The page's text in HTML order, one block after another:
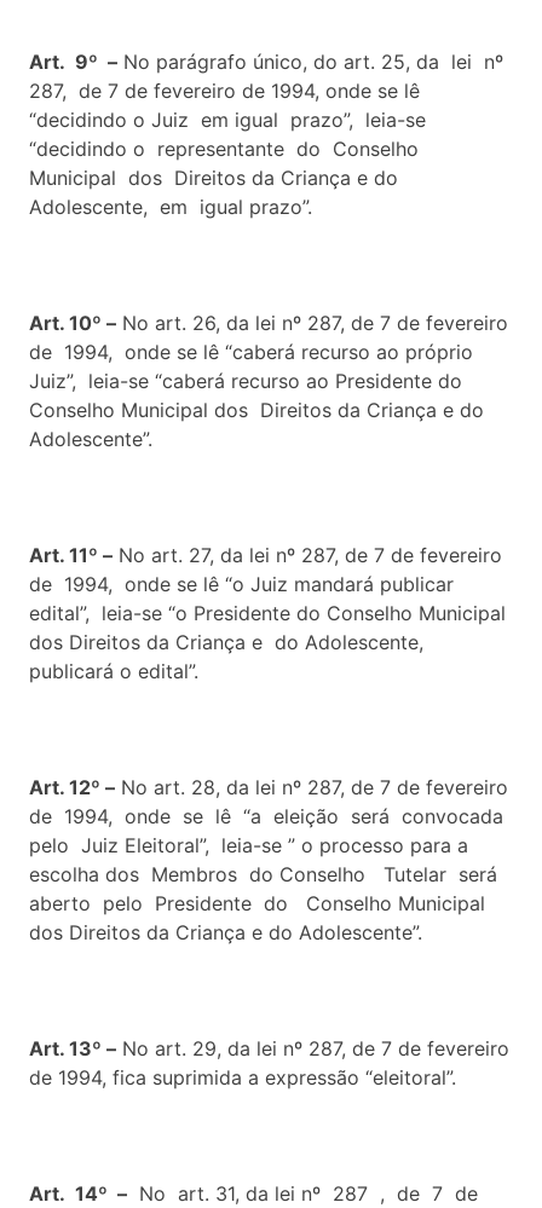
Art. 9º – No parágrafo único, do art. 25, da lei nº
287, de 7 de fevereiro de 1994, onde se lê
“decidindo o Juiz em igual prazo”, leia-se
“decidindo o representante do Conselho
Municipal dos Direitos da Criança e do
Adolescente, em igual prazo”.
Art. 10º – No art. 26, da lei nº 287, de 7 de fevereiro
de 1994, onde se lê “caberá recurso ao próprio
Juiz”, leia-se “caberá recurso ao Presidente do
Conselho Municipal dos Direitos da Criança e do
Adolescente”.
Art. 11º – No art. 27, da lei nº 287, de 7 de fevereiro
de 1994, onde se lê “o Juiz mandará publicar
edital”, leia-se “o Presidente do Conselho Municipal
dos Direitos da Criança e do Adolescente,
publicará o edital”.
Art. 12º – No art. 28, da lei nº 287, de 7 de fevereiro
de 1994, onde se lê “a eleição será convocada
pelo Juiz Eleitoral”, leia-se ” o processo para a
escolha dos Membros do Conselho Tutelar será
aberto pelo Presidente do Conselho Municipal
dos Direitos da Criança e do Adolescente”.
Art. 13º – No art. 29, da lei nº 287, de 7 de fevereiro
de 1994, fica suprimida a expressão “eleitoral”.
Art. 14º – No art. 31, da lei nº 287 , de 7 de